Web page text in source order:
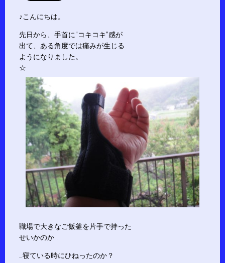
♪こんにちは。
先日から、手首に”コキコキ”感が
出て、ある角度では痛みが生じる
ようになりました。
☆
職場で大きなご飯釜を片手で持った
せいかのか…
…寝ている時にひねったのか？